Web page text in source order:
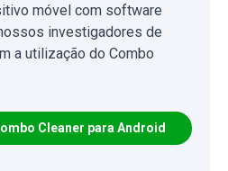
móvel com software
investigadores de
a utilização do Combo
Cleaner para Android